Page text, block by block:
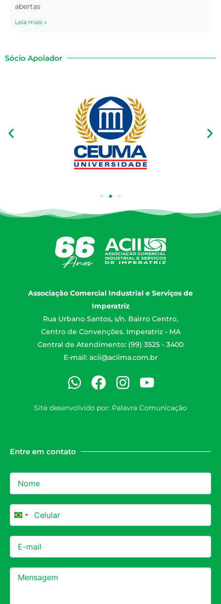
abertas
Leia mais »
Sócio Apoiador
Associação Comercial Industrial e Serviços de
Imperatriz
Rua Urbano Santos, s/n. Bairro Centro,
Centro de Convenções. Imperatriz - MA
Central de Atendimento: (99) 3525 - 3400
E-mail: acii@aciima.com.br
Site desenvolvido por: Palavra Comunicação
Entre em contato
Brazil +55